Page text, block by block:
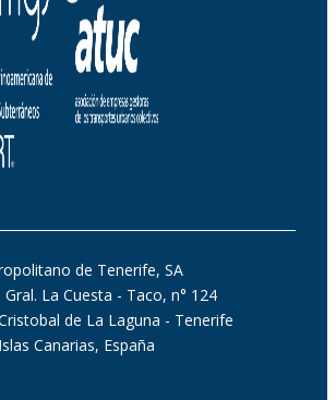
de Tenerife, SA
La Cuesta - Taco, n° 124
de La Laguna - Tenerife
Islas Canarias, España